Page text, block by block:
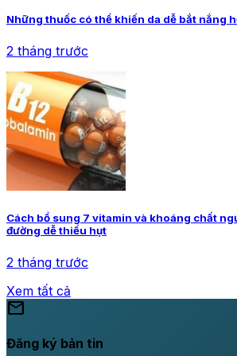
Những thuốc có thể khiến da dễ bắt nắng
2 tháng trước
Cách bổ sung 7 vitamin và khoáng chất
đường dễ thiếu hụt
2 tháng trước
Xem tất cả
mail
Đăng ký bản tin